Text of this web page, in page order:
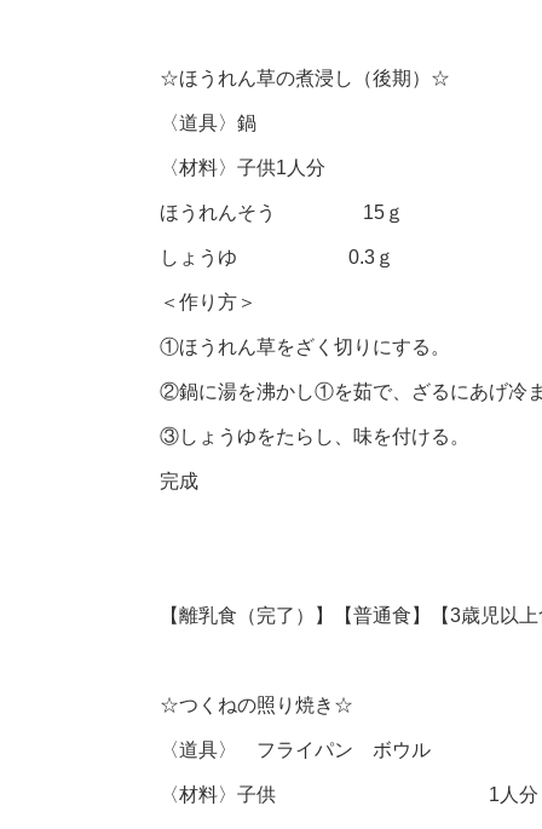
☆ほうれん草の煮浸し（後期）☆
〈道具〉鍋
〈材料〉子供1人分
ほうれんそう 15ｇ
しょうゆ 0.3ｇ
＜作り方＞
①ほうれん草をざく切りにする。
②鍋に湯を沸かし①を茹で、ざるにあげ冷ま
③しょうゆをたらし、味を付ける。
完成
【離乳食（完了）】【普通食】【3歳児以上
☆つくねの照り焼き☆
〈道具〉 フライパン ボウル
〈材料〉子供 1人分